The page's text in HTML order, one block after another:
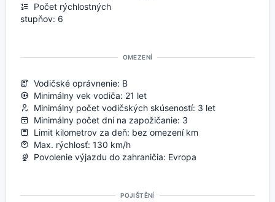
Počet rýchlostných
stupňov: 6
OMEZENÍ
Vodičské oprávnenie: B
Minimálny vek vodiča: 21 let
Minimálny počet vodičských skúseností: 3 let
Minimálny počet dní na zapožičanie: 3
Limit kilometrov za deň: bez omezení km
Max. rýchlosť: 130 km/h
Povolenie výjazdu do zahraničia: Evropa
POJIŠTĚNÍ